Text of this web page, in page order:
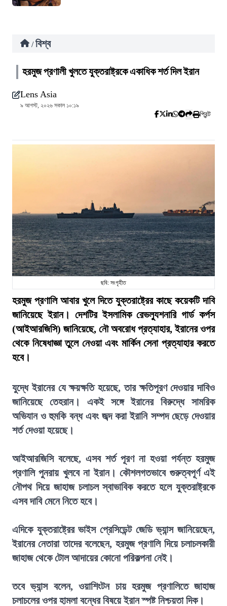
/ বিশ্ব
হরমুজ প্রণালী খুলতে যুক্তরাষ্ট্রকে একাধিক শর্ত দিল ইরান
Lens Asia
৯ আগস্ট, ২০২৬ সকাল ১০:১৯
প্রিন্ট
ছবি: সংগৃহীত
হরমুজ প্রণালি আবার খুলে দিতে যুক্তরাষ্ট্রের কাছে কয়েকটি দাবি
জানিয়েছে ইরান। দেশটির ইসলামিক রেভল্যুশনারি গার্ড কর্পস
(আইআরজিসি) জানিয়েছে, নৌ অবরোধ প্রত্যাহার, ইরানের ওপর
থেকে নিষেধাজ্ঞা তুলে নেওয়া এবং মার্কিন সেনা প্রত্যাহার করতে
হবে।
যুদ্ধে ইরানের যে ক্ষয়ক্ষতি হয়েছে, তার ক্ষতিপূরণ দেওয়ার দাবিও
জানিয়েছে তেহরান। একই সঙ্গে ইরানের বিরুদ্ধে সামরিক
অভিযান ও হুমকি বন্ধ এবং জব্দ করা ইরানি সম্পদ ছেড়ে দেওয়ার
শর্ত দেওয়া হয়েছে।
আইআরজিসি বলেছে, এসব শর্ত পূরণ না হওয়া পর্যন্ত হরমুজ
প্রণালি পুনরায় খুলবে না ইরান। কৌশলগতভাবে গুরুত্বপূর্ণ এই
নৌপথ দিয়ে জাহাজ চলাচল স্বাভাবিক করতে হলে যুক্তরাষ্ট্রকে
এসব দাবি মেনে নিতে হবে।
এদিকে যুক্তরাষ্ট্রের ভাইস প্রেসিডেন্ট জেডি ভ্যান্স জানিয়েছেন,
ইরানের নেতারা তাদের বলেছেন, হরমুজ প্রণালি দিয়ে চলাচলকারী
জাহাজ থেকে টোল আদায়ের কোনো পরিকল্পনা নেই।
তবে ভ্যান্স বলেন, ওয়াশিংটন চায় হরমুজ প্রণালিতে জাহাজ
চলাচলের ওপর হামলা বন্ধের বিষয়ে ইরান স্পষ্ট নিশ্চয়তা দিক।